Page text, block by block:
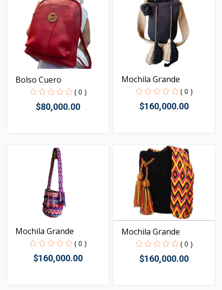
Bolso Cuero
( 0 )
$80,000.00
Mochila Grande
( 0 )
$160,000.00
Vista
Mochila Grande
( 0 )
$160,000.00
Mochila Grande
( 0 )
$160,000.00